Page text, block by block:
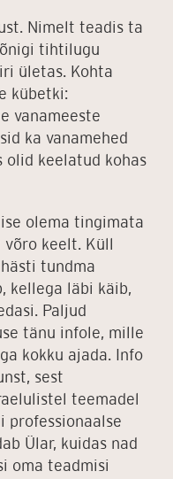
Nimelt teadis ta
tihtilugu
ületas. Kohta
kübetki:
vanameeste
ka vanamehed
olid keelatud kohas
olema tingimata
võro keelt. Küll
tundma
kellega läbi käib,
Paljud
tänu infole, mille
kokku ajada. Info
sest
teemadel
professionaalse
Ülar, kuidas nad
oma teadmisi